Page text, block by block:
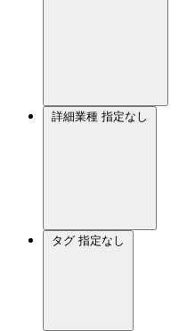
詳細業種 指定なし
タグ 指定なし